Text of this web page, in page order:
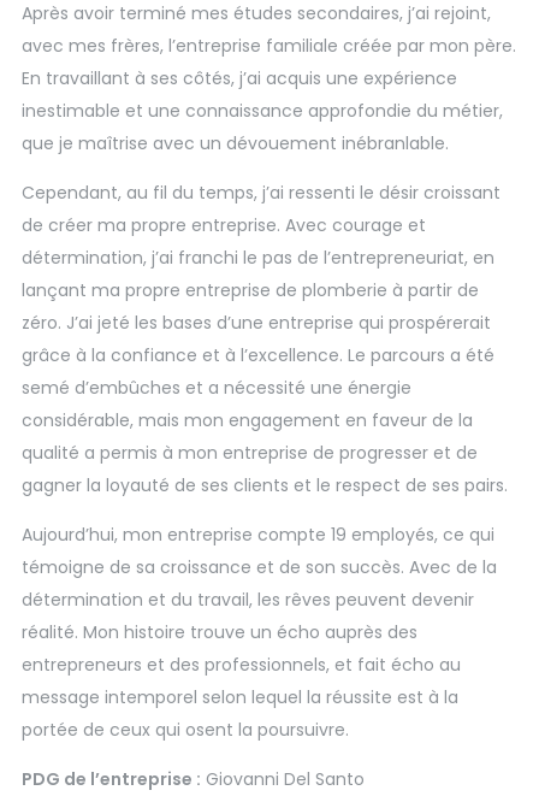
Après avoir terminé mes études secondaires, j’ai rejoint,
avec mes frères, l’entreprise familiale créée par mon père.
En travaillant à ses côtés, j’ai acquis une expérience
inestimable et une connaissance approfondie du métier,
que je maîtrise avec un dévouement inébranlable.
Cependant, au fil du temps, j’ai ressenti le désir croissant
de créer ma propre entreprise. Avec courage et
détermination, j’ai franchi le pas de l’entrepreneuriat, en
lançant ma propre entreprise de plomberie à partir de
zéro. J’ai jeté les bases d’une entreprise qui prospérerait
grâce à la confiance et à l’excellence. Le parcours a été
semé d’embûches et a nécessité une énergie
considérable, mais mon engagement en faveur de la
qualité a permis à mon entreprise de progresser et de
gagner la loyauté de ses clients et le respect de ses pairs.
Aujourd’hui, mon entreprise compte 19 employés, ce qui
témoigne de sa croissance et de son succès. Avec de la
détermination et du travail, les rêves peuvent devenir
réalité. Mon histoire trouve un écho auprès des
entrepreneurs et des professionnels, et fait écho au
message intemporel selon lequel la réussite est à la
portée de ceux qui osent la poursuivre.
PDG de l’entreprise : Giovanni Del Santo